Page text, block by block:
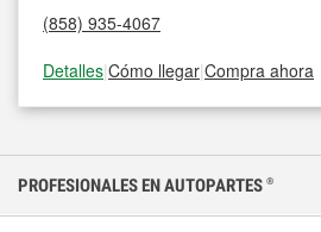
(858) 935-4067
Detalles|Cómo llegar|Compra ahora
PROFESIONALES EN AUTOPARTES ®